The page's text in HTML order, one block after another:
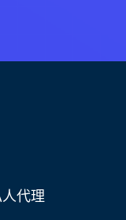
代理